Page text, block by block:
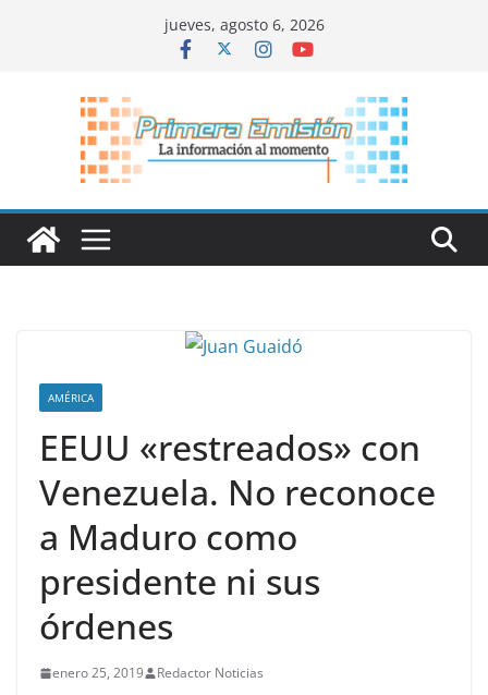
jueves, agosto 6, 2026
AMÉRICA
EEUU «restreados» con
Venezuela. No reconoce
a Maduro como
presidente ni sus
órdenes
enero 25, 2019 Redactor Noticias